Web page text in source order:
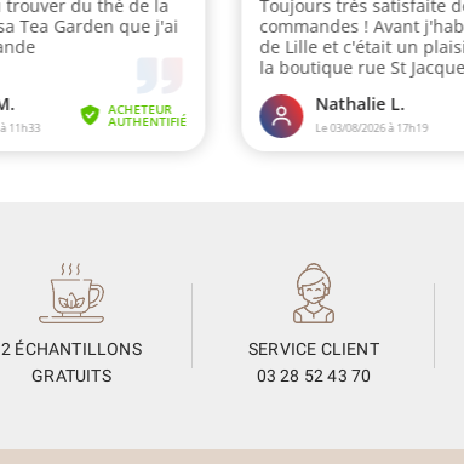
2 ÉCHANTILLONS
GRATUITS
SERVICE CLIENT
03 28 52 43 70